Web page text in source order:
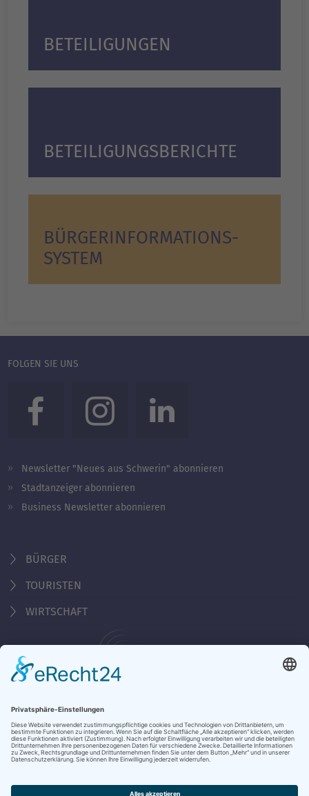
BETEILIGUNGEN
BETEILIGUNGS­BERICHTE
BÜRGERINFORMATIONS­
SYSTEM
FOLGEN SIE UNS
Newsletter "Neues aus Schwerin" abonnieren
Stadtanzeiger abonnieren
Business Newsletter abonnieren
BÜRGER
TOURISTEN
WIRTSCHAFT
Behördennummer 115
KONTAKT
NOTRUFE & HOTLINES
JOBS
STADTANZEIGER
BROSCHÜREN
PRESSE
DATENSCHUTZ